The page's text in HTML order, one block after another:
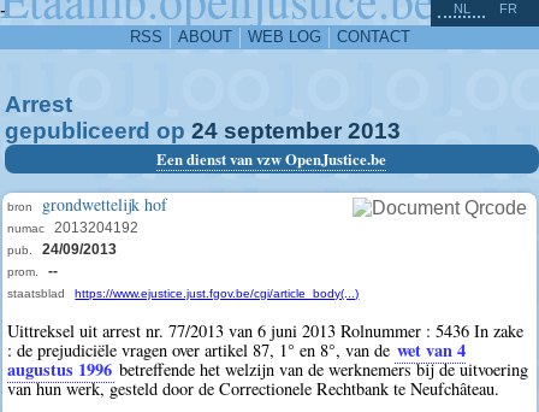
-
RSS ABOUT WEB LOG CONTACT
NL FR
Arrest
gepubliceerd op 24 september 2013
Een dienst van vzw OpenJustice.be
bron grondwettelijk hof
numac 2013204192
pub. 24/09/2013
prom. --
staatsblad https://www.ejustice.just.fgov.be/cgi/article_body(...)
Uittreksel uit arrest nr. 77/2013 van 6 juni 2013 Rolnummer : 5436 In zake
: de prejudiciële vragen over artikel 87, 1° en 8°, van de wet van 4
augustus 1996 betreffende het welzijn van de werknemers bij de uitvoering
van hun werk, gesteld door de Correctionele Rechtbank te Neufchâteau.
^